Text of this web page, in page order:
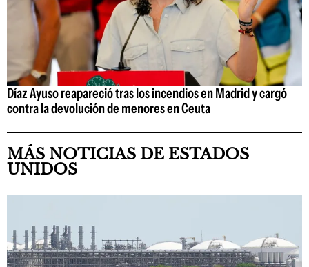
Díaz Ayuso reapareció tras los incendios en Madrid y cargó
contra la devolución de menores en Ceuta
MÁS NOTICIAS DE ESTADOS
UNIDOS